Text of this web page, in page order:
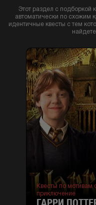
Этот раздел с подборкой
автоматически по схожим
идентичные квесты с тем
Квесты по мотивам
приключение